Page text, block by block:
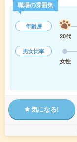
職場の雰囲気
年齢層
20代
男女比率
女性
気になる!